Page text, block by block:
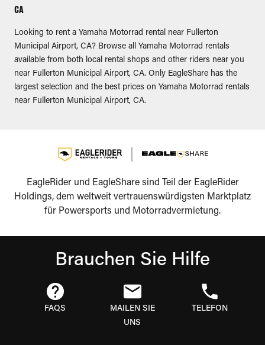
CA
Looking to rent a Yamaha Motorrad rental near Fullerton
Municipal Airport, CA? Browse all Yamaha Motorrad rentals
available from both local rental shops and other riders near you
near Fullerton Municipal Airport, CA. Only EagleShare has the
largest selection and the best prices on Yamaha Motorrad rentals
near Fullerton Municipal Airport, CA.
EagleRider und EagleShare sind Teil der EagleRider
Holdings, dem weltweit vertrauenswürdigsten Marktplatz
für Powersports und Motorradvermietung.
Brauchen Sie Hilfe
FAQS
MAILEN SIE
UNS
TELEFON